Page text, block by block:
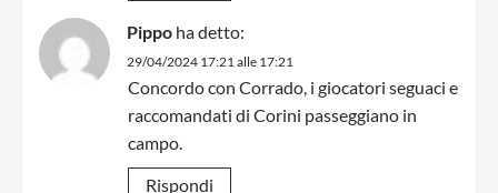
Pippo ha detto:
29/04/2024 17:21 alle 17:21
Concordo con Corrado, i giocatori seguaci e
raccomandati di Corini passeggiano in
campo.
Rispondi